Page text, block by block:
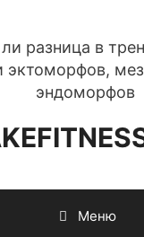
Меню